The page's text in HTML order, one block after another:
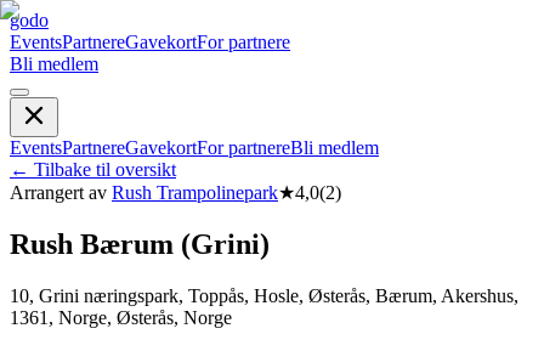
godo
EventsPartnereGavekortFor partnere
Bli medlem
EventsPartnereGavekortFor partnereBli medlem
← Tilbake til oversikt
Arrangert av Rush Trampolinepark★4,0(2)
Rush Bærum (Grini)
10, Grini næringspark, Toppås, Hosle, Østerås, Bærum, Akershus,
1361, Norge, Østerås, Norge